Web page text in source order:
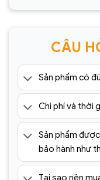
chuyển ngoại
Lưu ý: Đơn hàng
nhận của tổng
khách vui lòng giữ
=> Tham khảo
gương
https://
CÂU
Sản phẩm có
Chi phí và thời
Sản phẩm
bảo hành như
Tại sao nên